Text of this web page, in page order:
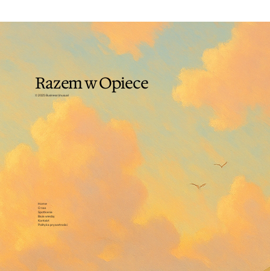
Razem w Opiece
© 2025 Business Unusual
Home
O nas
Spotkania
Baza wiedzy
Kontakt
Polityka prywatności